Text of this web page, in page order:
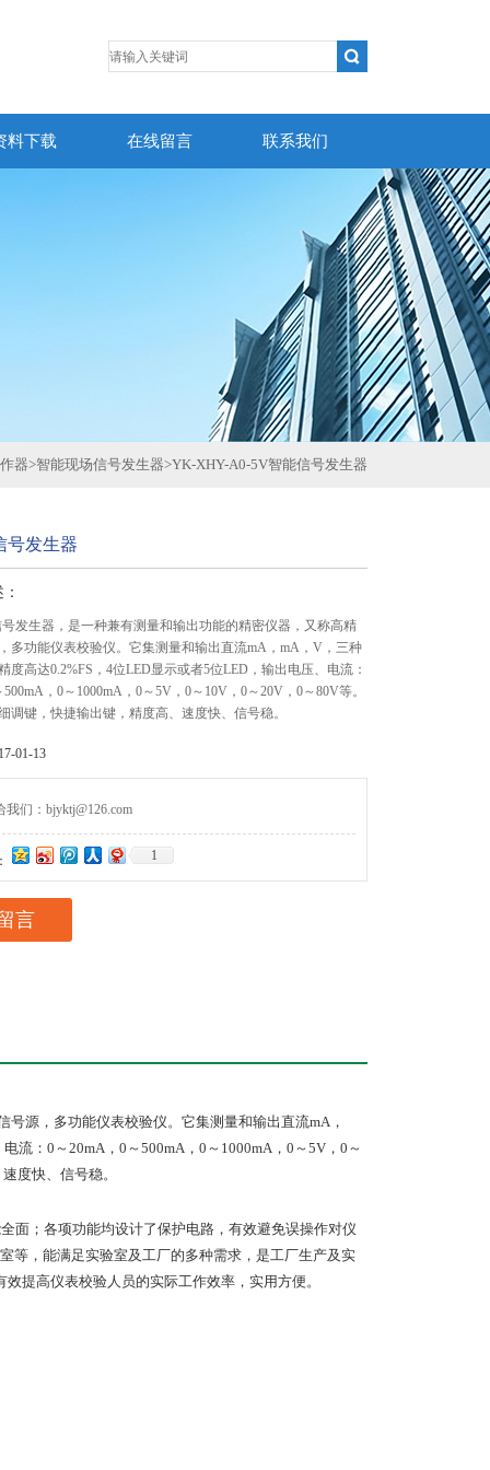
料下载 在线留言 联系我们
器>智能现场信号发生器>YK-XHY-A0-5V智能信号发生器
号发生器
发生器，是一种兼有测量和输出功能的精密仪器，又称高精
多功能仪表校验仪。它集测量和输出直流mA，mA，V，三种
度高达0.2%FS，4位LED显示或者5位LED，输出电压、电流：
，0～1000mA，0～5V，0～10V，0～20V，0～80V等。
调键，快捷输出键，精度高、速度快、信号稳。
01-13
我们：bjyktj@126.com
1
言
号源，多功能仪表校验仪。它集测量和输出直流mA ，
流： 0 ～ 20mA ， 0 ～ 500mA ， 0 ～ 1000mA ， 0 ～ 5V ， 0 ～
度快、信号稳。
面；各项功能均设计了保护电路，有效避免误操作对仪
等，能满足实验室及工厂的多种需求，是工厂生产及实
提高仪表校验人员的实际工作效率，实用方便。